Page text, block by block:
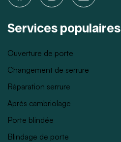
Services populaires
Ouverture de porte
Changement de serrure
Réparation serrure
Après cambriolage
Porte blindée
Blindage de porte